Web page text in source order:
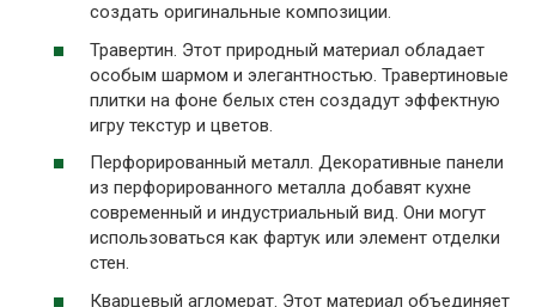
создать оригинальные композиции.
Травертин. Этот природный материал обладает
особым шармом и элегантностью. Травертиновые
плитки на фоне белых стен создадут эффектную
игру текстур и цветов.
Перфорированный металл. Декоративные панели
из перфорированного металла добавят кухне
современный и индустриальный вид. Они могут
использоваться как фартук или элемент отделки
стен.
Кварцевый агломерат. Этот материал объединяет